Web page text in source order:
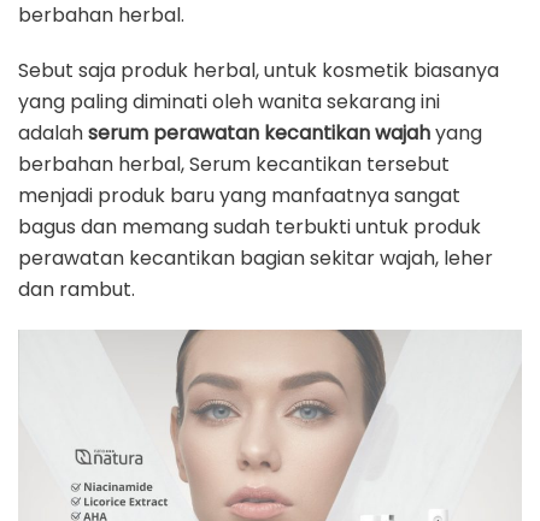
berbahan herbal.
Sebut saja produk herbal, untuk kosmetik biasanya
yang paling diminati oleh wanita sekarang ini
adalahserum perawatan kecantikan wajahyang
berbahan herbal, Serum kecantikan tersebut
menjadi produk baru yang manfaatnya sangat
bagus dan memang sudah terbukti untuk produk
perawatan kecantikan bagian sekitar wajah, leher
dan rambut.